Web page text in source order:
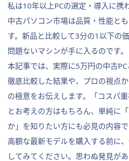
私は10年以上PCの選定・導入に携
中古パソコン市場は品質・性能と
す。新品と比較して3分の1以下の
問題ないマシンが手に入るのです。
本記事では、実際に5万円の中古
徹底比較した結果や、プロの視点
の極意をお伝えします。「コスパ
とお考えの方はもちろん、単純に
か」を知りたい方にも必見の内容で
高額な最新モデルを購入する前に
してみてください。思わぬ発見が